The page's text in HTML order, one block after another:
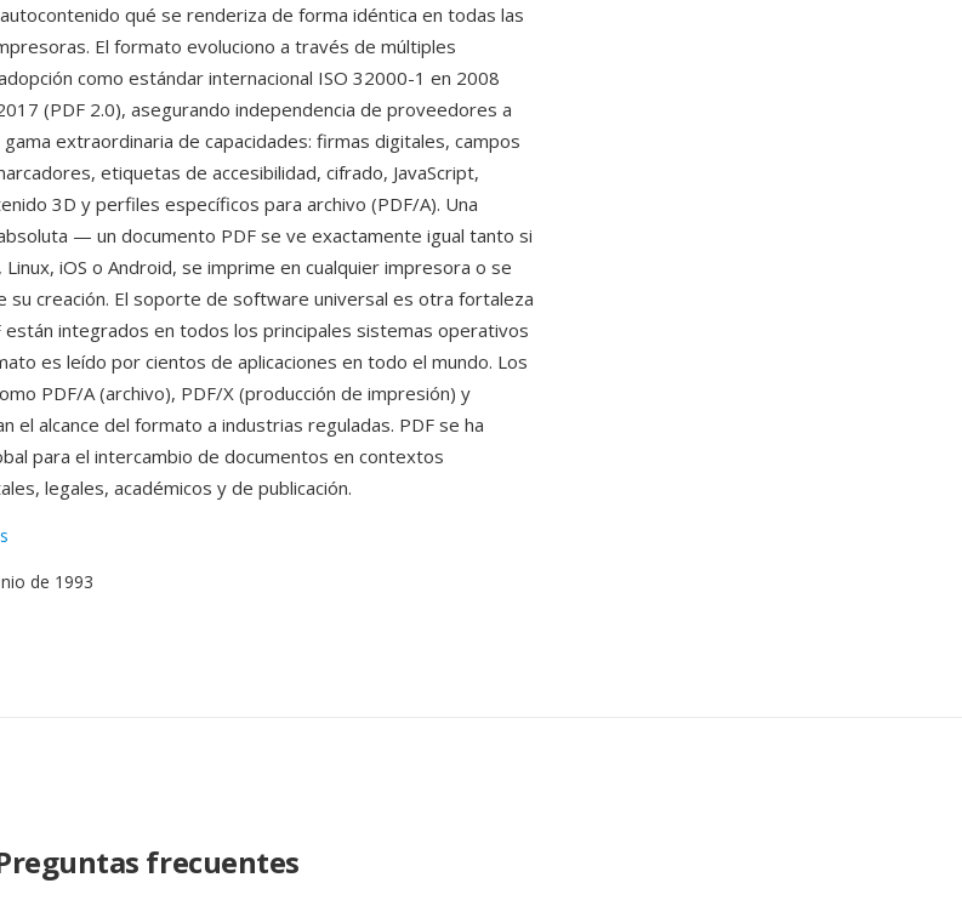
qué se renderiza de forma idéntica en todas las
El formato evoluciono a través de múltiples
como estándar internacional ISO 32000-1 en 2008
(PDF 2.0), asegurando independencia de proveedores a
extraordinaria de capacidades: firmas digitales, campos
etiquetas de accesibilidad, cifrado, JavaScript,
3D y perfiles específicos para archivo (PDF/A). Una
— un documento PDF se ve exactamente igual tanto si
iOS o Android, se imprime en cualquier impresora o se
su creación. El soporte de software universal es otra fortaleza
están integrados en todos los principales sistemas operativos
es leído por cientos de aplicaciones en todo el mundo. Los
PDF/A (archivo), PDF/X (producción de impresión) y
el alcance del formato a industrias reguladas. PDF se ha
para el intercambio de documentos en contextos
legales, académicos y de publicación.
de 1993
frecuentes